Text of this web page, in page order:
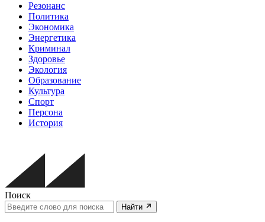
Резонанс
Политика
Экономика
Энергетика
Криминал
Здоровье
Экология
Образование
Культура
Спорт
Персона
История
Поиск
Найти